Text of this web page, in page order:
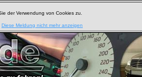
der Verwendung von Cookies zu.
Diese Meldung nicht mehr anzeigen